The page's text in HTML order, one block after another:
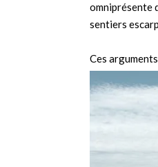
omniprésente
sentiers
Ces